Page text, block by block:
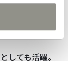
ぷり
しても活躍。